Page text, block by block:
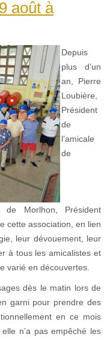
août à
Depuis
plus d’un
an, Pierre
Loubière,
Président
de
l’amicale
de
Morlhon, Président
cette association, en lien
leur dévouement, leur
à tous les amicalistes et
varié en découvertes.
dès le matin lors de
garni pour prendre des
en ce mois
n’a pas empêché les